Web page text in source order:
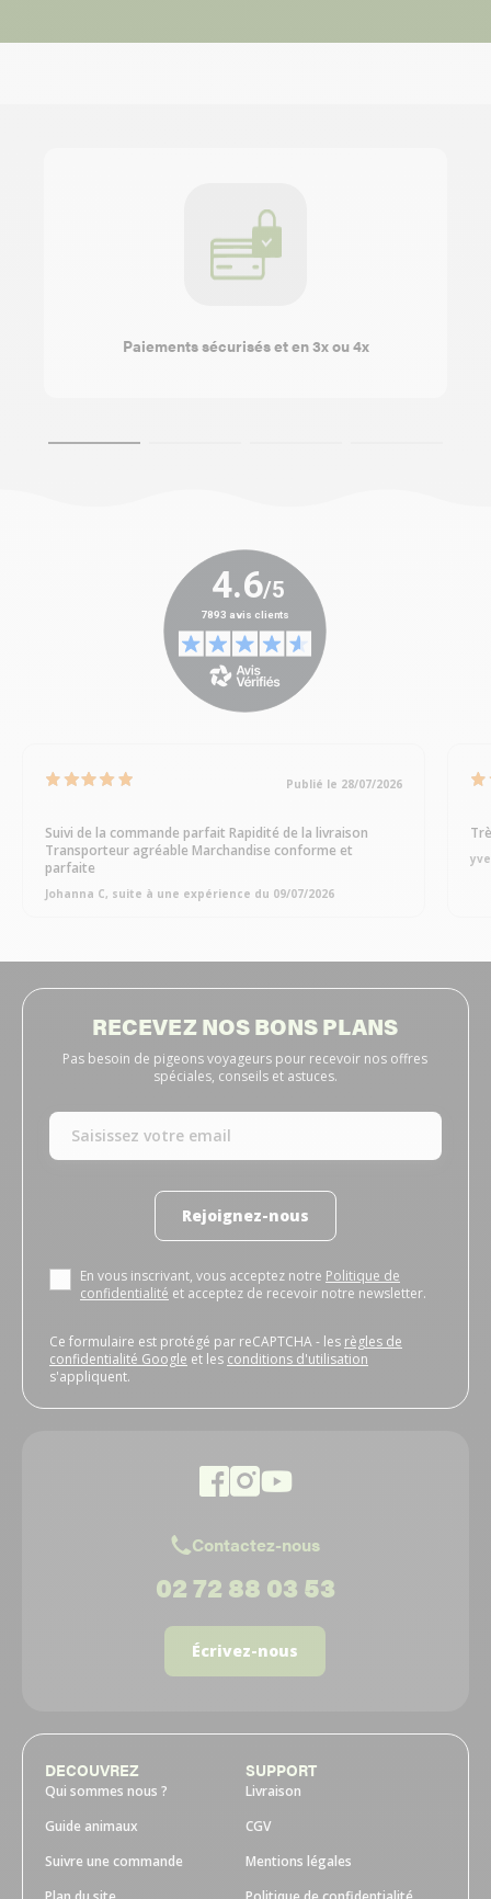
Paiements sécurisés et en 3x ou 4x
Publié le 28/07/2026
Suivi de la commande parfait Rapidité de la livraison
Transporteur agréable Marchandise conforme et
parfaite
Johanna C, suite à une expérience du 09/07/2026
RECEVEZ NOS BONS PLANS
Pas besoin de pigeons voyageurs pour recevoir nos offres
spéciales, conseils et astuces.
Rejoignez-nous
En vous inscrivant, vous acceptez notre Politique de
confidentialité et acceptez de recevoir notre newsletter.
Ce formulaire est protégé par reCAPTCHA - les règles de
confidentialité Google et les conditions d'utilisation
s'appliquent.
Contactez-nous
02 72 88 03 53
Écrivez-nous
DECOUVREZ
Qui sommes nous ?
Guide animaux
Suivre une commande
SUPPORT
Livraison
CGV
Mentions légales